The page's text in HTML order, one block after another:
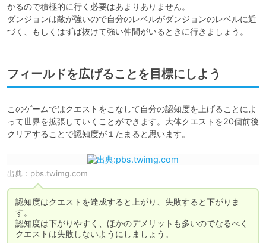
かるので積極的に行く必要はあまりありません。
ダンジョンは敵が強いので自分のレベルがダンジョンのレベルに近
づく、もしくはずば抜けて強い仲間がいるときに行きましょう。
フィールドを広げることを目標にしよう
このゲームではクエストをこなして自分の認知度を上げることによ
って世界を拡張していくことができます。大体クエストを20個前後
クリアすることで認知度が１たまると思います。
出典： pbs.twimg.com
認知度はクエストを達成すると上がり、失敗すると下がりま
す。
認知度は下がりやすく、ほかのデメリットも多いのでなるべく
クエストは失敗しないようにしましょう。